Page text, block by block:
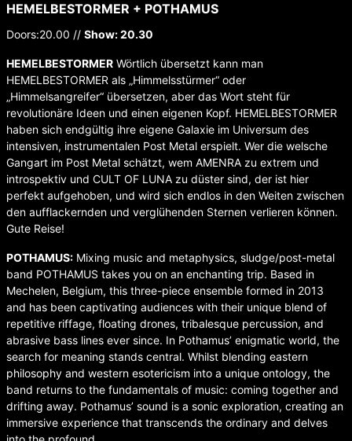
HEMELBESTORMER + POTHAMUS
Doors:20.00 // Show: 20.30
HEMELBESTORMER Wörtlich übersetzt kann man
HEMELBESTORMER als „Himmelsstürmer“ oder
„Himmelsangreifer“ übersetzen, aber das Wort steht für
revolutionäre Ideen und einen eigenen Kopf. HEMELBESTORMER
haben sich endgültig ihre eigene Galaxie im Universum des
intensiven, instrumentalen Post Metal erspielt. Wer die welsche
Gangart im Post Metal schätzt, wem AMENRA zu extrem und
introspektiv und CULT OF LUNA zu düster sind, der ist hier
perfekt aufgehoben, und wird sich endlos in den Weiten zwischen
den aufflackernden und verglühenden Sternen verlieren können.
Gute Reise!
POTHAMUS: Mixing music and metaphysics, sludge/post-metal
band POTHAMUS takes you on an enchanting trip. Based in
Mechelen, Belgium, this three-piece ensemble formed in 2013
and has been captivating audiences with their unique blend of
repetitive riffage, floating drones, tribalesque percussion, and
abrasive bass lines ever since. In Pothamus’ enigmatic world, the
search for meaning stands central. Whilst blending eastern
philosophy and western esotericism into a unique ontology, the
band returns to the fundamentals of music: coming together and
drifting away. Pothamus’ sound is a sonic exploration, creating an
immersive experience that transcends the ordinary and delves